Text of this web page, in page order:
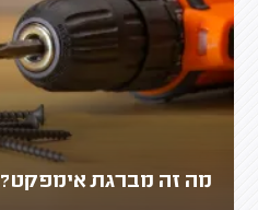
מה זה מברגת אימפקט?